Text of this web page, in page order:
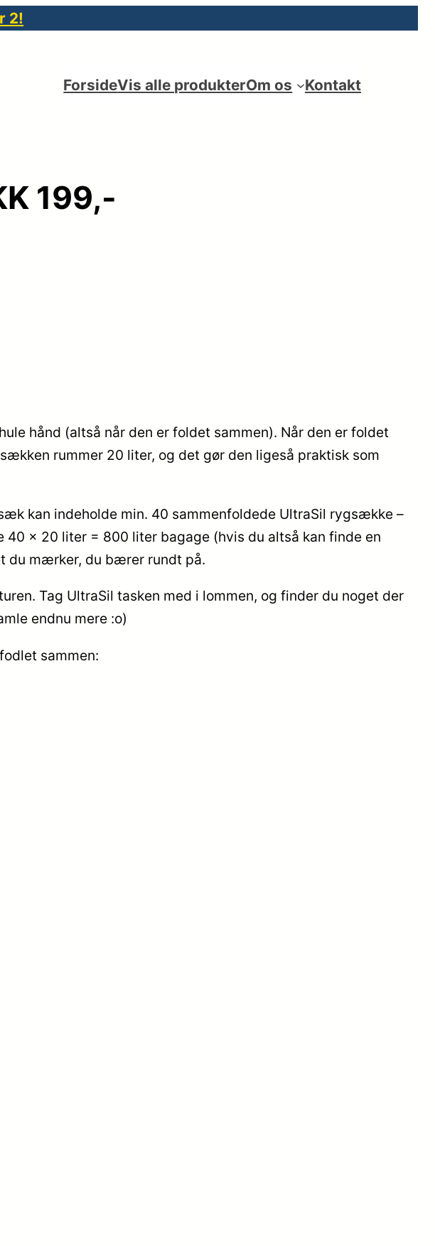
2!
ForsideVis alle produkterOm os Kontakt
199,-
hånd (altså når den er foldet sammen). Når den er foldet
rummer 20 liter, og det gør den ligeså praktisk som
kan indeholde min. 40 sammenfoldede UltraSil rygsække –
x 20 liter = 800 liter bagage (hvis du altså kan finde en
du mærker, du bærer rundt på.
Tag UltraSil tasken med i lommen, og finder du noget der
endnu mere :o)
sammen: